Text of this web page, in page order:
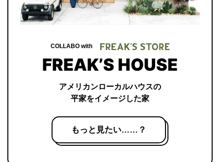
COLLABO with
FREAK’S HOUSE
アメリカンローカルハウスの
平家をイメージした家
もっと見たい……？